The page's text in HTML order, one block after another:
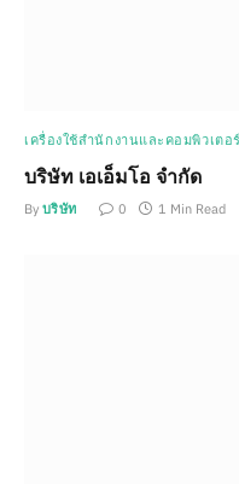
เครื่องใช้สำนักงานและคอมพิวเตอร์
บริษัท เอเอ็มโอ จำกัด
By บริษัท 0 1 Min Read